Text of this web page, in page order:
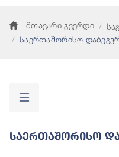
მთავარი გვერდი
საერთაშორისო
Საერთაშორისო